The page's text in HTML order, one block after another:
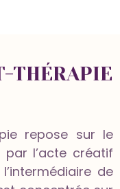
THÉRAPIE
repose sur le
l’acte créatif
de